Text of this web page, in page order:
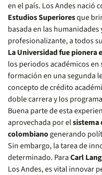
en el país. Los Andes nació
Estudios Superioresque
basada en las humanidades
profesionalizante, a todos
La Universidad fue pionera
los periodos académicos en
formación en una segunda
concepto de crédito
doble carrera y los
Buena parte de esta
aprovechada por elsistema
colombianogenerando
Sin embargo, la tarea de
determinado. ParaCarl
Los Andes, es vital innovar